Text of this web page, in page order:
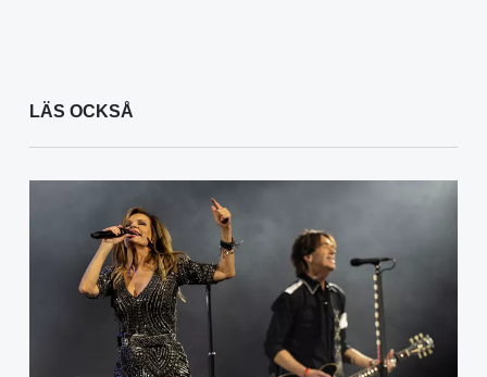
LÄS OCKSÅ